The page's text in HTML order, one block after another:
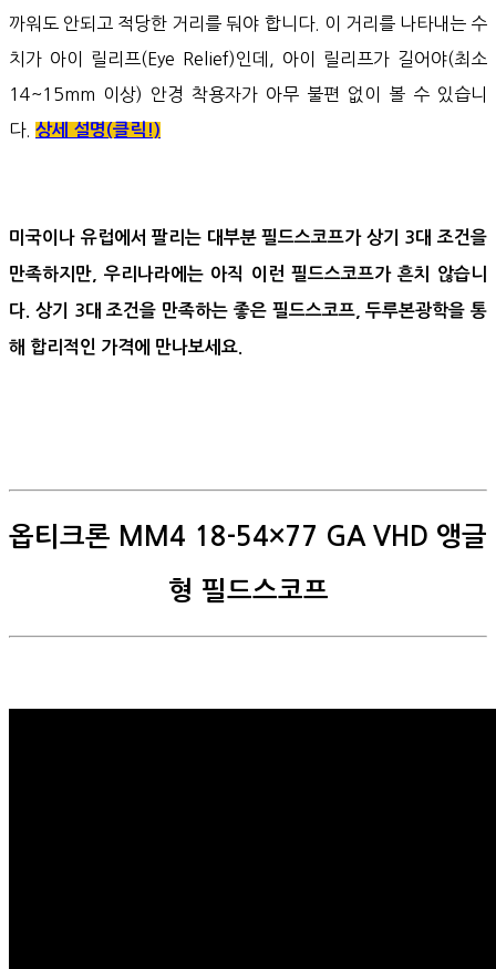
까워도 안되고 적당한 거리를 둬야 합니다. 이 거리를 나타내는 수
치가 아이 릴리프(Eye Relief)인데, 아이 릴리프가 길어야(최소
14~15mm 이상) 안경 착용자가 아무 불편 없이 볼 수 있습니
다. 상세 설명(클릭!)
미국이나 유럽에서 팔리는 대부분 필드스코프가 상기 3대 조건을
만족하지만, 우리나라에는 아직 이런 필드스코프가 흔치 않습니
다. 상기 3대 조건을 만족하는 좋은 필드스코프, 두루본광학을 통
해 합리적인 가격에 만나보세요.
옵티크론 MM4 18-54×77 GA VHD 앵글
형 필드스코프